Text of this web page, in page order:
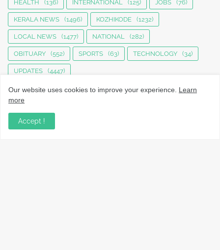
HEALTH (136) INTERNATIONAL (125) JOBS (76)
KERALA NEWS (1496) KOZHIKODE (1232)
LOCAL NEWS (1477) NATIONAL (282)
OBITUARY (552) SPORTS (63) TECHNOLOGY (34)
UPDATES (4447)
Our website uses cookies to improve your experience. Learn
more
Accept !